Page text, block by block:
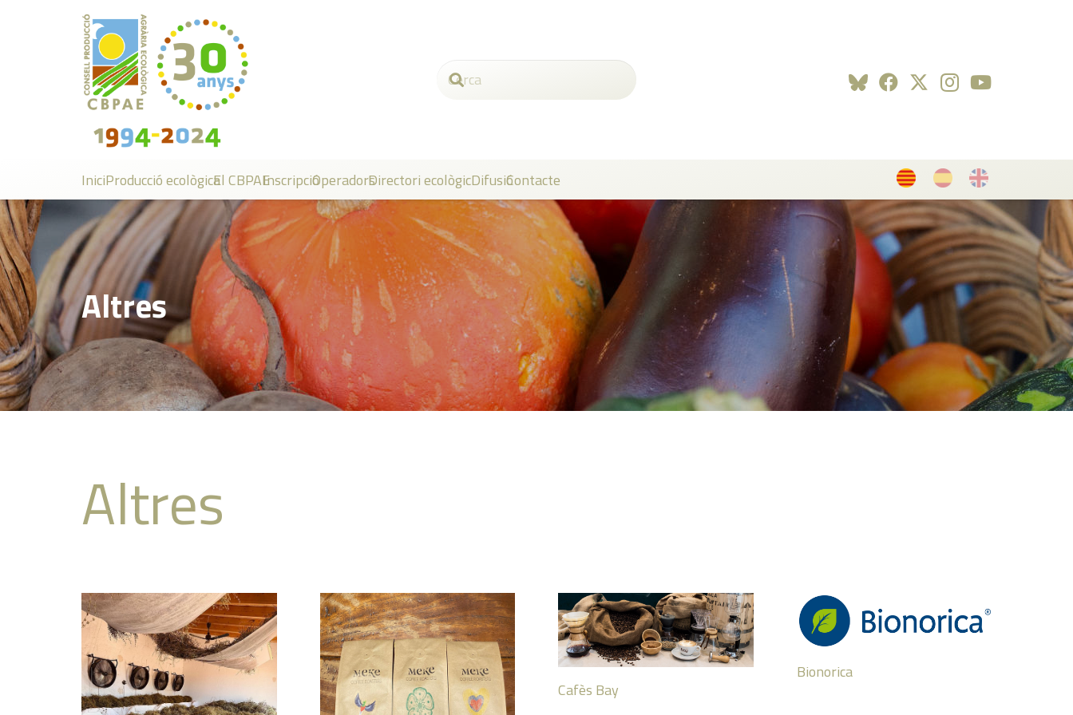
IniciProducció ecològicaEl CBPAEInscripcióOperadorsDirectori ecològicDifusióContacte
Altres
Altres
Cafès Bay
Bionorica